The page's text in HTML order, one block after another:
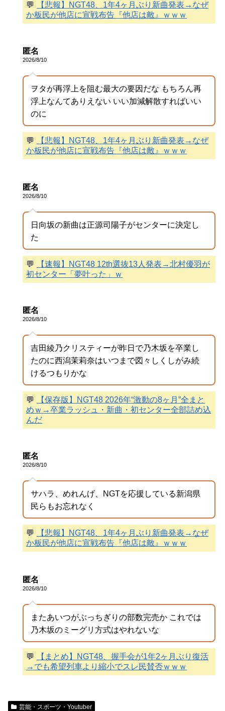
💬
【悲報】NGT48、1年4ヶ月ぶり新曲発表→なぜ
か板民が他店に宣戦布告『他店は敵』ｗｗｗ
匿名
2026/8/10
ヲタが再浮上を阻む最大の要因だな もちろん再
浮上なんてありえない いい加減解散すればいい
のに
💬
【悲報】NGT48、1年4ヶ月ぶり新曲発表→なぜ
か板民が他店に宣戦布告『他店は敵』ｗｗｗ
匿名
2026/8/10
日向坂の新曲は正源司陽子がセンターに決定し
た
💬
【速報】NGT48 12th選抜13人発表→北村優羽が
初センター「夢叶った」ｗ
匿名
2026/8/10
吉田綾乃クリスティーが昨日で乃木坂を卒業し
たのに西潟茉莉奈はいつまで図々しくしがみ続
けるつもりかな
💬
【保存版】NGT48 2026年“激動の8ヶ月”全まと
めｗ→卒業ラッシュ・新曲・初センター全部詰め込
んだ
匿名
2026/8/10
サハラ、めれんげ、NGTを応援している新潟県
民らもお忘れなく
💬
【悲報】NGT48、1年4ヶ月ぶり新曲発表→なぜ
か板民が他店に宣戦布告『他店は敵』ｗｗｗ
匿名
2026/8/10
またあいつがぶっちぎりの部数完売か これでは
乃木坂のミーグリ方式はやれないな
💬
【まとめ】NGT48、握手会が1年2ヶ月ぶり復活
→でも希望列車より縮小でスレ民賛否ｗｗｗ
芸能・スポーツ・Youtuber